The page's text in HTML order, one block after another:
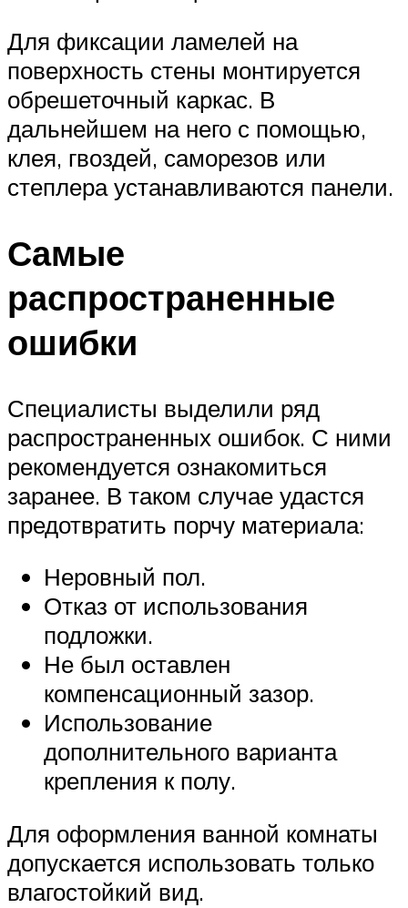
Для фиксации ламелей на
поверхность стены монтируется
обрешеточный каркас. В
дальнейшем на него с помощью,
клея, гвоздей, саморезов или
степлера устанавливаются панели.
Самые
распространенные
ошибки
Специалисты выделили ряд
распространенных ошибок. С ними
рекомендуется ознакомиться
заранее. В таком случае удастся
предотвратить порчу материала:
Неровный пол.
Отказ от использования
подложки.
Не был оставлен
компенсационный зазор.
Использование
дополнительного варианта
крепления к полу.
Для оформления ванной комнаты
допускается использовать только
влагостойкий вид.